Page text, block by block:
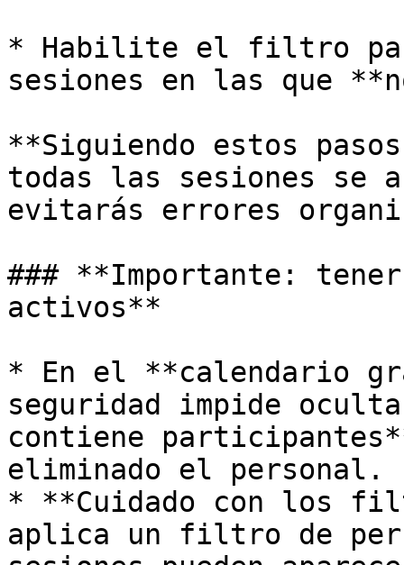
* Habilite el filtro
sesiones en las que
**Siguiendo estos
todas las sesiones se
evitarás errores
### **Importante:
activos**
* En el **calendario
seguridad impide
contiene
eliminado el personal.
* **Cuidado con los
aplica un filtro de